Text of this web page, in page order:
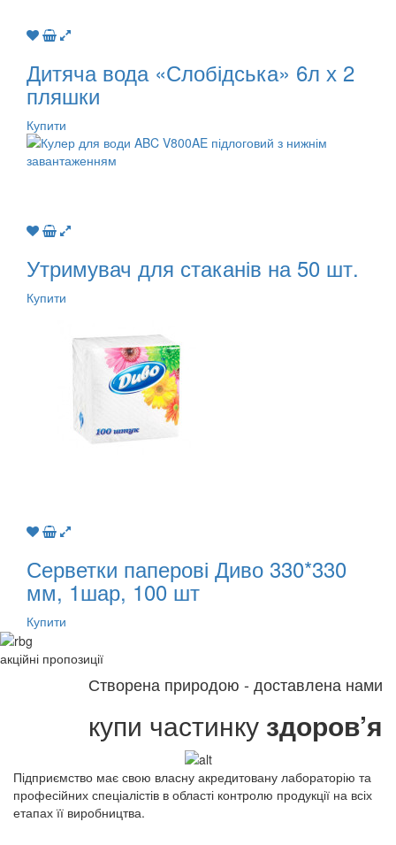
Дитяча вода «Слобідська» 6л х 2
пляшки
Купити
Утримувач для стаканів на 50 шт.
Купити
Серветки паперові Диво 330*330
мм, 1шар, 100 шт
Купити
акційні пропозиції
Створена природою - доставлена нами
купи частинку здоров’я
Підприємство має свою власну акредитовану лабораторію та
професійних спеціалістів в області контролю продукції на всіх
етапах її виробництва.